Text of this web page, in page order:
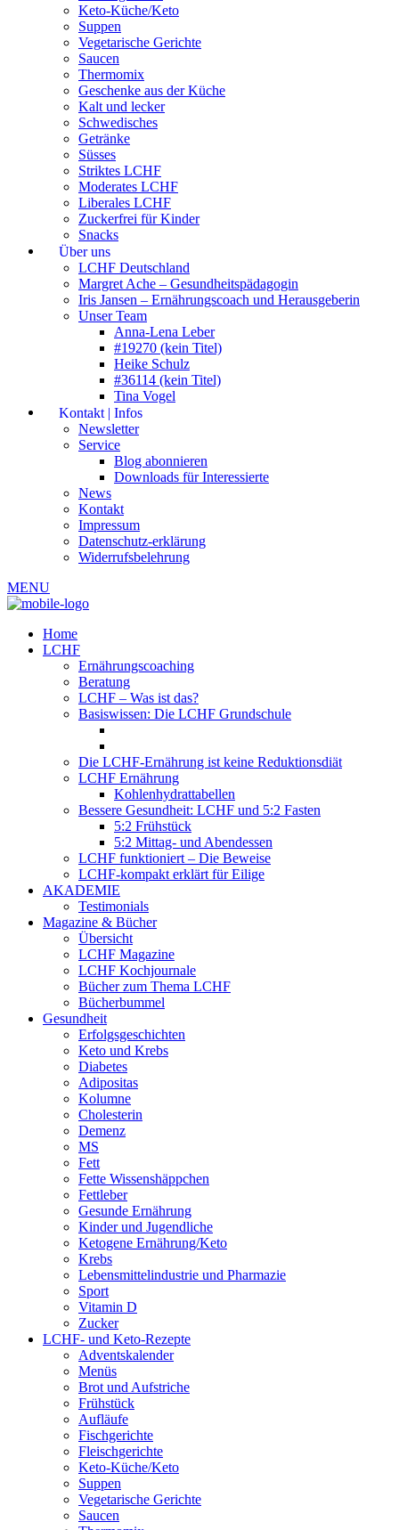
Keto-Küche/Keto
Suppen
Vegetarische Gerichte
Saucen
Thermomix
Geschenke aus der Küche
Kalt und lecker
Schwedisches
Getränke
Süsses
Striktes LCHF
Moderates LCHF
Liberales LCHF
Zuckerfrei für Kinder
Snacks
Über uns
LCHF Deutschland
Margret Ache – Gesundheitspädagogin
Iris Jansen – Ernährungscoach und Herausgeberin
Unser Team
Anna-Lena Leber
#19270 (kein Titel)
Heike Schulz
#36114 (kein Titel)
Tina Vogel
Kontakt | Infos
Newsletter
Service
Blog abonnieren
Downloads für Interessierte
News
Kontakt
Impressum
Datenschutz-erklärung
Widerrufsbelehrung
MENU
Home
LCHF
Ernährungscoaching
Beratung
LCHF – Was ist das?
Basiswissen: Die LCHF Grundschule
Die LCHF-Ernährung ist keine Reduktionsdiät
LCHF Ernährung
Kohlenhydrattabellen
Bessere Gesundheit: LCHF und 5:2 Fasten
5:2 Frühstück
5:2 Mittag- und Abendessen
LCHF funktioniert – Die Beweise
LCHF-kompakt erklärt für Eilige
AKADEMIE
Testimonials
Magazine & Bücher
Übersicht
LCHF Magazine
LCHF Kochjournale
Bücher zum Thema LCHF
Bücherbummel
Gesundheit
Erfolgsgeschichten
Keto und Krebs
Diabetes
Adipositas
Kolumne
Cholesterin
Demenz
MS
Fett
Fette Wissenshäppchen
Fettleber
Gesunde Ernährung
Kinder und Jugendliche
Ketogene Ernährung/Keto
Krebs
Lebensmittelindustrie und Pharmazie
Sport
Vitamin D
Zucker
LCHF- und Keto-Rezepte
Adventskalender
Menüs
Brot und Aufstriche
Frühstück
Aufläufe
Fischgerichte
Fleischgerichte
Keto-Küche/Keto
Suppen
Vegetarische Gerichte
Saucen